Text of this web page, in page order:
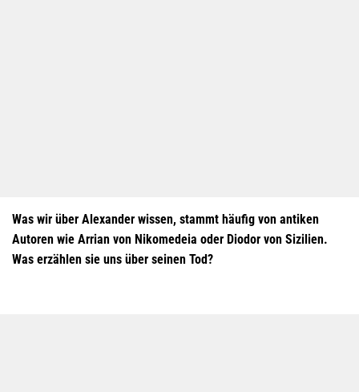
Was wir über Alexander wissen, stammt häufig von antiken
Autoren wie Arrian von Nikomedeia oder Diodor von Sizilien.
Was erzählen sie uns über seinen Tod?